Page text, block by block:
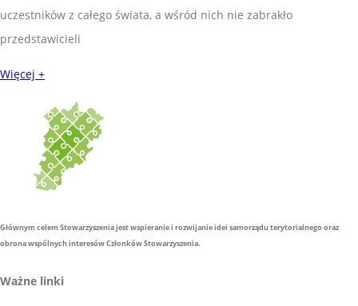
uczestników z całego świata, a wśród nich nie zabrakło
przedstawicieli
Więcej +
Głównym celem Stowarzyszenia jest wspieranie i rozwijanie idei samorządu terytorialnego oraz
obrona wspólnych interesów Członków Stowarzyszenia.
Ważne linki